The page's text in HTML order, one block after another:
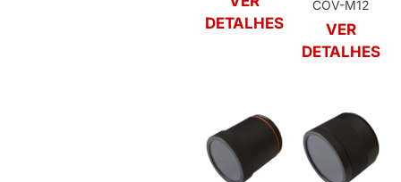
DETALHES
COV-M12
VER
DETALHES